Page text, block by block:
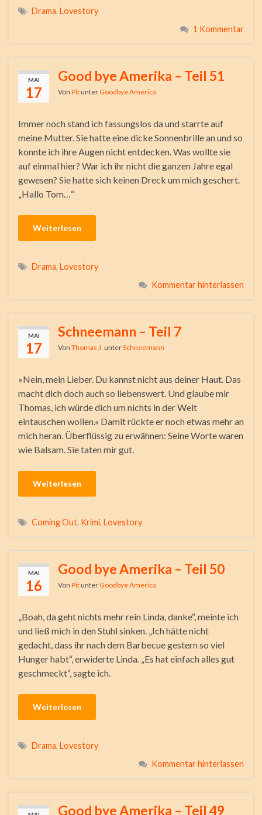
Drama, Lovestory
1 Kommentar
MAI
17
Good bye Amerika – Teil 51
Von Pitunter Goodbye America
Immer noch stand ich fassungslos da und starrte auf
meine Mutter. Sie hatte eine dicke Sonnenbrille an und so
konnte ich ihre Augen nicht entdecken. Was wollte sie
auf einmal hier? War ich ihr nicht die ganzen Jahre egal
gewesen? Sie hatte sich keinen Dreck um mich geschert.
„Hallo Tom…“
Weiterlesen
Drama, Lovestory
Kommentar hinterlassen
MAI
17
Schneemann – Teil 7
Von Thomas J. unterSchneemann
»Nein, mein Lieber. Du kannst nicht aus deiner Haut. Das
macht dich doch auch so liebenswert. Und glaube mir
Thomas, ich würde dich um nichts in der Welt
eintauschen wollen.« Damit rückte er noch etwas mehr an
mich heran. Überflüssig zu erwähnen: Seine Worte waren
wie Balsam. Sie taten mir gut.
Weiterlesen
Coming Out, Krimi, Lovestory
MAI
16
Good bye Amerika – Teil 50
Von Pitunter Goodbye America
„Boah, da geht nichts mehr rein Linda, danke“, meinte ich
und ließ mich in den Stuhl sinken. „Ich hätte nicht
gedacht, dass ihr nach dem Barbecue gestern so viel
Hunger habt“, erwiderte Linda. „Es hat einfach alles gut
geschmeckt“, sagte ich.
Weiterlesen
Drama, Lovestory
Kommentar hinterlassen
Good bye Amerika – Teil 49